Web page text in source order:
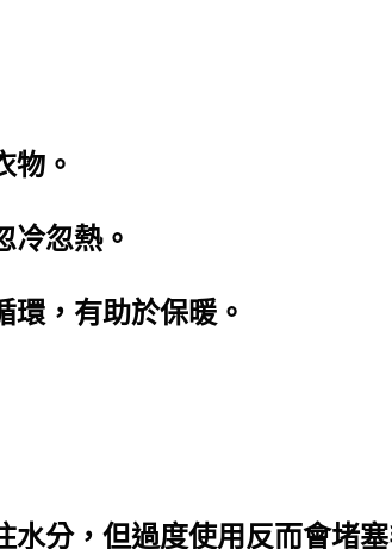
物。
冷忽熱。
環，有助於保暖。
分，但過度使用反而會堵